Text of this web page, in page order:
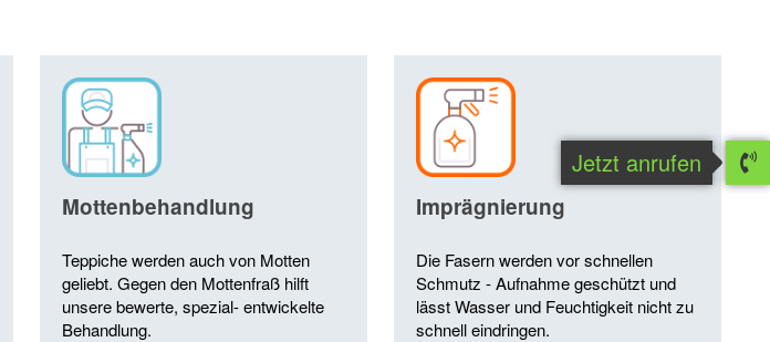
Mottenbehandlung
Teppiche werden auch von Motten
geliebt. Gegen den Mottenfraß hilft
unsere bewerte, spezial- entwickelte
Behandlung.
Imprägnierung
Die Fasern werden vor schnellen
Schmutz - Aufnahme geschützt und
lässt Wasser und Feuchtigkeit nicht zu
schnell eindringen.
Jetzt anrufen